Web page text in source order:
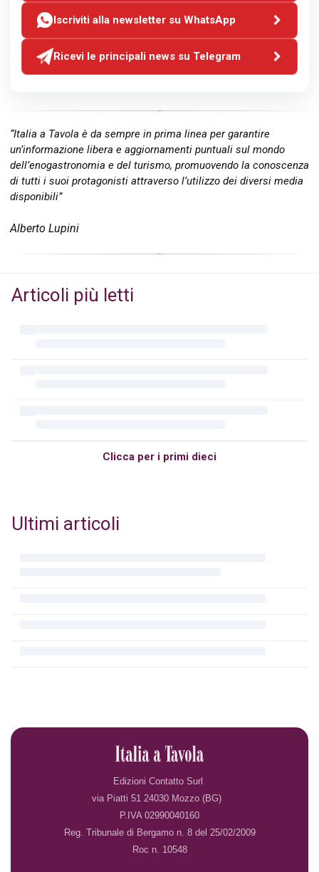
Iscriviti alla newsletter su WhatsApp
Ricevi le principali news su Telegram
“Italia a Tavola è da sempre in prima linea per garantire
un’informazione libera e aggiornamenti puntuali sul mondo
dell’enogastronomia e del turismo, promuovendo la conoscenza
di tutti i suoi protagonisti attraverso l’utilizzo dei diversi media
disponibili”
Alberto Lupini
Articoli più letti
Clicca per i primi dieci
Ultimi articoli
Edizioni Contatto Surl
via Piatti 51 24030 Mozzo (BG)
P.IVA 02990040160
Reg. Tribunale di Bergamo n. 8 del 25/02/2009
Roc n. 10548